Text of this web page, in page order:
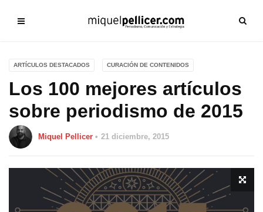
ARTÍCULOS DESTACADOS CURACIÓN DE CONTENIDOS
Los 100 mejores artículos
sobre periodismo de 2015
Miquel Pellicer 21 diciembre, 2015